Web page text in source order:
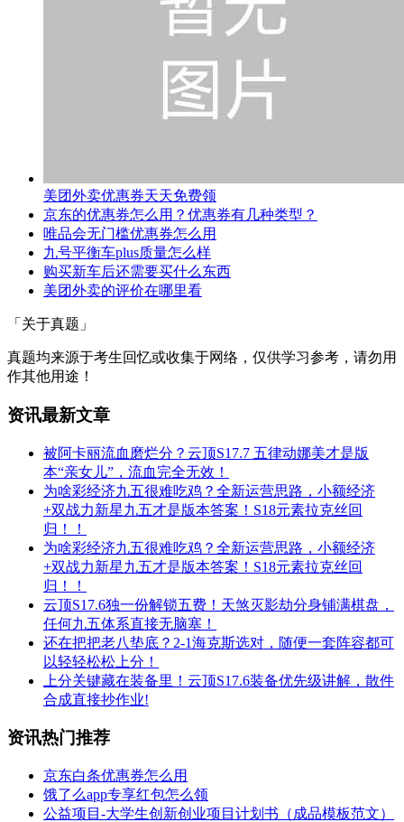
美团外卖优惠券天天免费领
京东的优惠券怎么用？优惠券有几种类型？
唯品会无门槛优惠券怎么用
九号平衡车plus质量怎么样
购买新车后还需要买什么东西
美团外卖的评价在哪里看
「关于真题」
真题均来源于考生回忆或收集于网络，仅供学习参考，请勿用
作其他用途！
资讯最新文章
被阿卡丽流血磨烂分？云顶S17.7 五律动娜美才是版
本“亲女儿”，流血完全无效！
为啥彩经济九五很难吃鸡？全新运营思路，小额经济
+双战力新星九五才是版本答案！S18元素拉克丝回
归！！
为啥彩经济九五很难吃鸡？全新运营思路，小额经济
+双战力新星九五才是版本答案！S18元素拉克丝回
归！！
云顶S17.6独一份解锁五费！天煞灭影劫分身铺满棋盘，
任何九五体系直接无脑塞！
还在把把老八垫底？2-1海克斯选对，随便一套阵容都可
以轻轻松松上分！
上分关键藏在装备里！云顶S17.6装备优先级讲解，散件
合成直接抄作业!
资讯热门推荐
京东白条优惠券怎么用
饿了么app专享红包怎么领
公益项目-大学生创新创业项目计划书（成品模板范文）